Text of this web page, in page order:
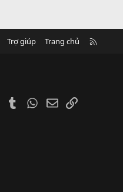
Trợ giúp Trang chủ
PinterestTumblrWhatsApp
EmailLink